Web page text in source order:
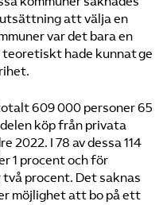
att välja en
var det bara en
teoretiskt hade kunnat ge
609 000 personer 65
köp från privata
2022. I 78 av dessa 114
1 procent och för
procent. Det saknas
möjlighet att bo på ett